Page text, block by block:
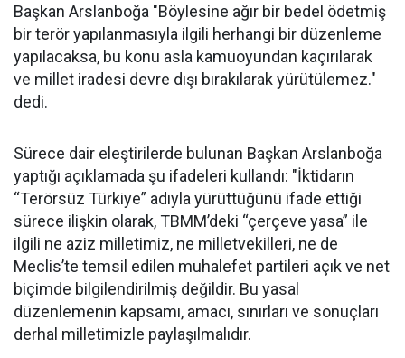
Başkan Arslanboğa "Böylesine ağır bir bedel ödetmiş
bir terör yapılanmasıyla ilgili herhangi bir düzenleme
yapılacaksa, bu konu asla kamuoyundan kaçırılarak
ve millet iradesi devre dışı bırakılarak yürütülemez."
dedi.
Sürece dair eleştirilerde bulunan Başkan Arslanboğa
yaptığı açıklamada şu ifadeleri kullandı: "İktidarın
“Terörsüz Türkiye” adıyla yürüttüğünü ifade ettiği
sürece ilişkin olarak, TBMM’deki “çerçeve yasa” ile
ilgili ne aziz milletimiz, ne milletvekilleri, ne de
Meclis’te temsil edilen muhalefet partileri açık ve net
biçimde bilgilendirilmiş değildir. Bu yasal
düzenlemenin kapsamı, amacı, sınırları ve sonuçları
derhal milletimizle paylaşılmalıdır.